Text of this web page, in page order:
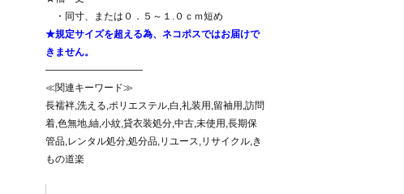
・同寸、または０．５～１.０ｃｍ短め
★規定サイズを超える為、ネコポスではお届けで
きません。
――――――――――
≪関連キーワード≫
長襦袢,洗える,ポリエステル,白,礼装用,留袖用,訪問
着,色無地,紬,小紋,貸衣装処分,中古,未使用,長期保
管品,レンタル処分,処分品,リユース,リサイクル,き
もの道楽